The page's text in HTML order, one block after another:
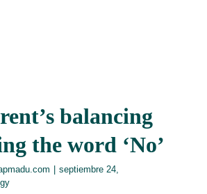
balancing
the word ‘No’
septiembre 24,